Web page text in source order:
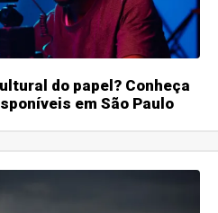
do papel? Conheça
em São Paulo